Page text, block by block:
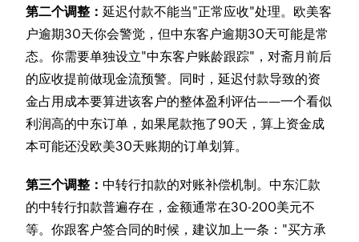
第二个调整：延迟付款不能当"正常应收"处理。欧美客
户逾期30天你会警觉，但中东客户逾期30天可能是常
态。你需要单独设立"中东客户账龄跟踪"，对斋月前后
的应收提前做现金流预警。同时，延迟付款导致的资
金占用成本要算进该客户的整体盈利评估——一个看似
利润高的中东订单，如果尾款拖了90天，算上资金成
本可能还没欧美30天账期的订单划算。
第三个调整：中转行扣款的对账补偿机制。中东汇款
的中转行扣款普遍存在，金额通常在30-200美元不
等。你跟客户签合同的时候，建议加上一条："买方承